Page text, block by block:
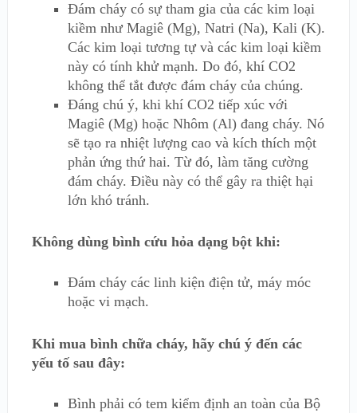
Đám cháy có sự tham gia của các kim loại
kiềm như Magiê (Mg), Natri (Na), Kali (K).
Các kim loại tương tự và các kim loại kiềm
này có tính khử mạnh. Do đó, khí CO2
không thể tắt được đám cháy của chúng.
Đáng chú ý, khi khí CO2 tiếp xúc với
Magiê (Mg) hoặc Nhôm (Al) đang cháy. Nó
sẽ tạo ra nhiệt lượng cao và kích thích một
phản ứng thứ hai. Từ đó, làm tăng cường
đám cháy. Điều này có thể gây ra thiệt hại
lớn khó tránh.
Không dùng bình cứu hỏa dạng bột khi:
Đám cháy các linh kiện điện tử, máy móc
hoặc vi mạch.
Khi mua bình chữa cháy, hãy chú ý đến các
yếu tố sau đây:
Bình phải có tem kiểm định an toàn của Bộ